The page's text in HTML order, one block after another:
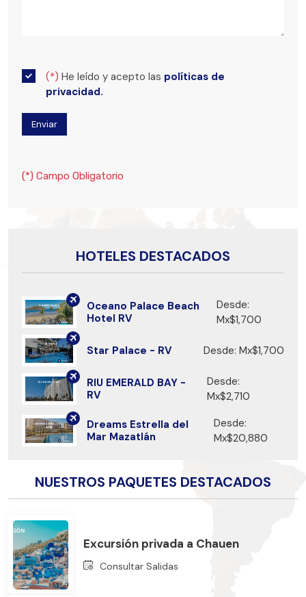
(*) He leído y acepto las políticas de
privacidad.
(*) Campo Obligatorio
HOTELES DESTACADOS
Oceano Palace Beach
Hotel RV
Desde:
Mx$1,700
Star Palace - RV Desde: Mx$1,700
RIU EMERALD BAY -
RV
Desde:
Mx$2,710
Dreams Estrella del
Mar Mazatlán
Desde:
Mx$20,880
NUESTROS PAQUETES DESTACADOS
Excursión privada a Chauen
Consultar Salidas